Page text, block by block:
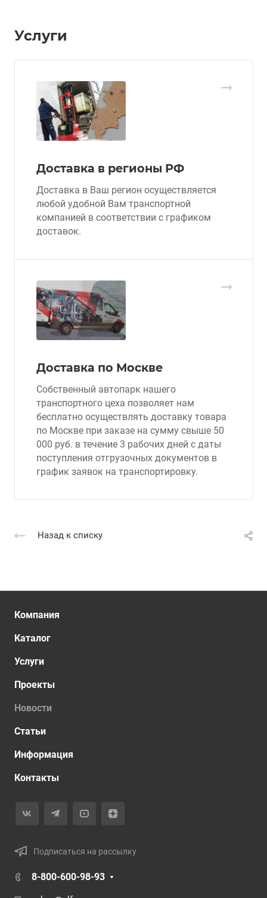
Услуги
Доставка в регионы РФ
Доставка в Ваш регион осуществляется
любой удобной Вам транспортной
компанией в соответствии с графиком
доставок.
Доставка по Москве
Собственный автопарк нашего
транспортного цеха позволяет нам
бесплатно осуществлять доставку товара
по Москве при заказе на сумму свыше 50
000 руб. в течение 3 рабочих дней с даты
поступления отгрузочных документов в
график заявок на транспортировку.
Назад к списку
Компания
Каталог
Услуги
Проекты
Новости
Статьи
Информация
Контакты
Подписаться на рассылку
8-800-600-98-93